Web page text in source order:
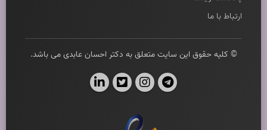
ارتباط با ما
© کلیه حقوق این سایت متعلق به دکتر احسان عابدی می باشد.